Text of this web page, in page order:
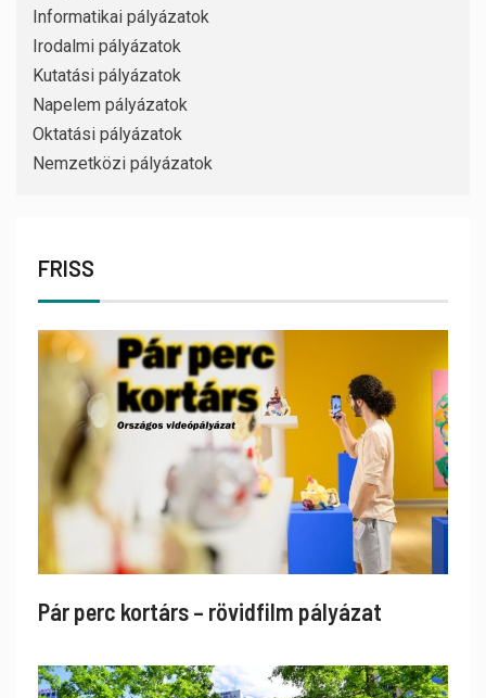
Informatikai pályázatok
Irodalmi pályázatok
Kutatási pályázatok
Napelem pályázatok
Oktatási pályázatok
Nemzetközi pályázatok
FRISS
Pár perc kortárs – rövidfilm pályázat